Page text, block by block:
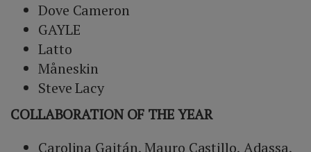
Dove Cameron
GAYLE
Latto
Måneskin
Steve Lacy
COLLABORATION OF THE YEAR
Carolina Gaitán, Mauro Castillo, Adassa,